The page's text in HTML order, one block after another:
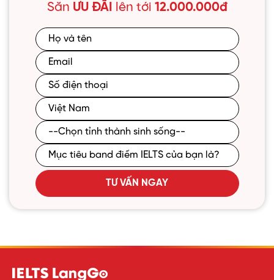
Săn ƯU ĐÃI lên tới 12.000.000đ
TƯ VẤN NGAY